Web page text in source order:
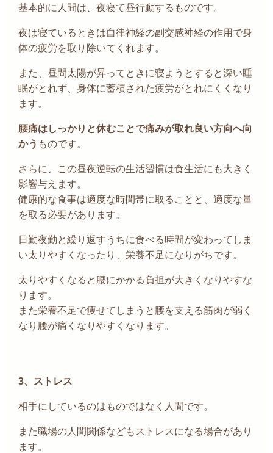
基本的に人間は、夜寝て昼行動するものです。
夜は寝ているときは自律神経の副交感神経の作用で身
体の疲労を取り除いてくれます。
また、昼間太陽が昇ってときに寝ようとすると深い睡
眠がとれず、身体に蓄積された疲労がとれにくくなり
ます。
腰痛はしっかりと休むことで痛みが取れ良い方向へ向
かう ものです。
さらに、この昼夜逆転の生活習慣は食生活にも大きく
影響与えます。
健康的な食事は適度な時間帯に取ることと、適度な量
を取る必要があります。
日勤夜勤と繰り返すうちに食べる時間が変わってしま
い太りやすくなったり、栄養不足になりがちです。
太りやすくなると腰にかかる負担が大きくなりやすな
ります。
また栄養不足で痩せてしまうと腰を支える筋肉が弱く
なり腰が痛くなりやすくなります。
3、 ストレス
相手にしているのはものではなく人間です。
また職場の人間関係などもストレスになる場合があり
ます。